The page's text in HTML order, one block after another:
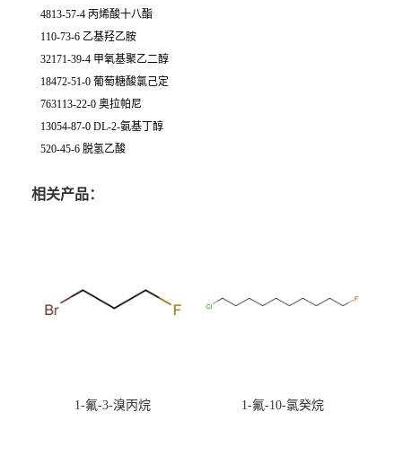
4813-57-4 丙烯酸十八酯
110-73-6 乙基羟乙胺
32171-39-4 甲氧基聚乙二醇
18472-51-0 葡萄糖酸氯己定
763113-22-0 奥拉帕尼
13054-87-0 DL-2-氨基丁醇
520-45-6 脱氢乙酸
相关产品：
1-氟-3-溴丙烷 1-氟-10-氯癸烷